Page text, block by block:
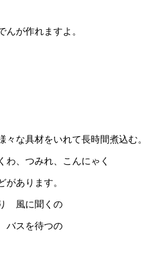
が作れますよ。
な具材をいれて長時間煮込む。
わ、つみれ、こんにゃく
あります。
風に聞くの
スを待つの